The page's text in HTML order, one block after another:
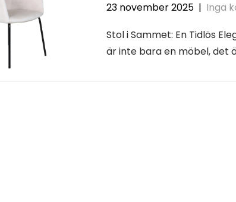
23 november 2025 | Inga
Stol i Sammet: En Tidlös
är inte bara en möbel, det